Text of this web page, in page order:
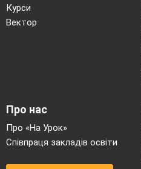
Курси
Вектор
Про нас
Про «На Урок»
Співпраця закладів освіти